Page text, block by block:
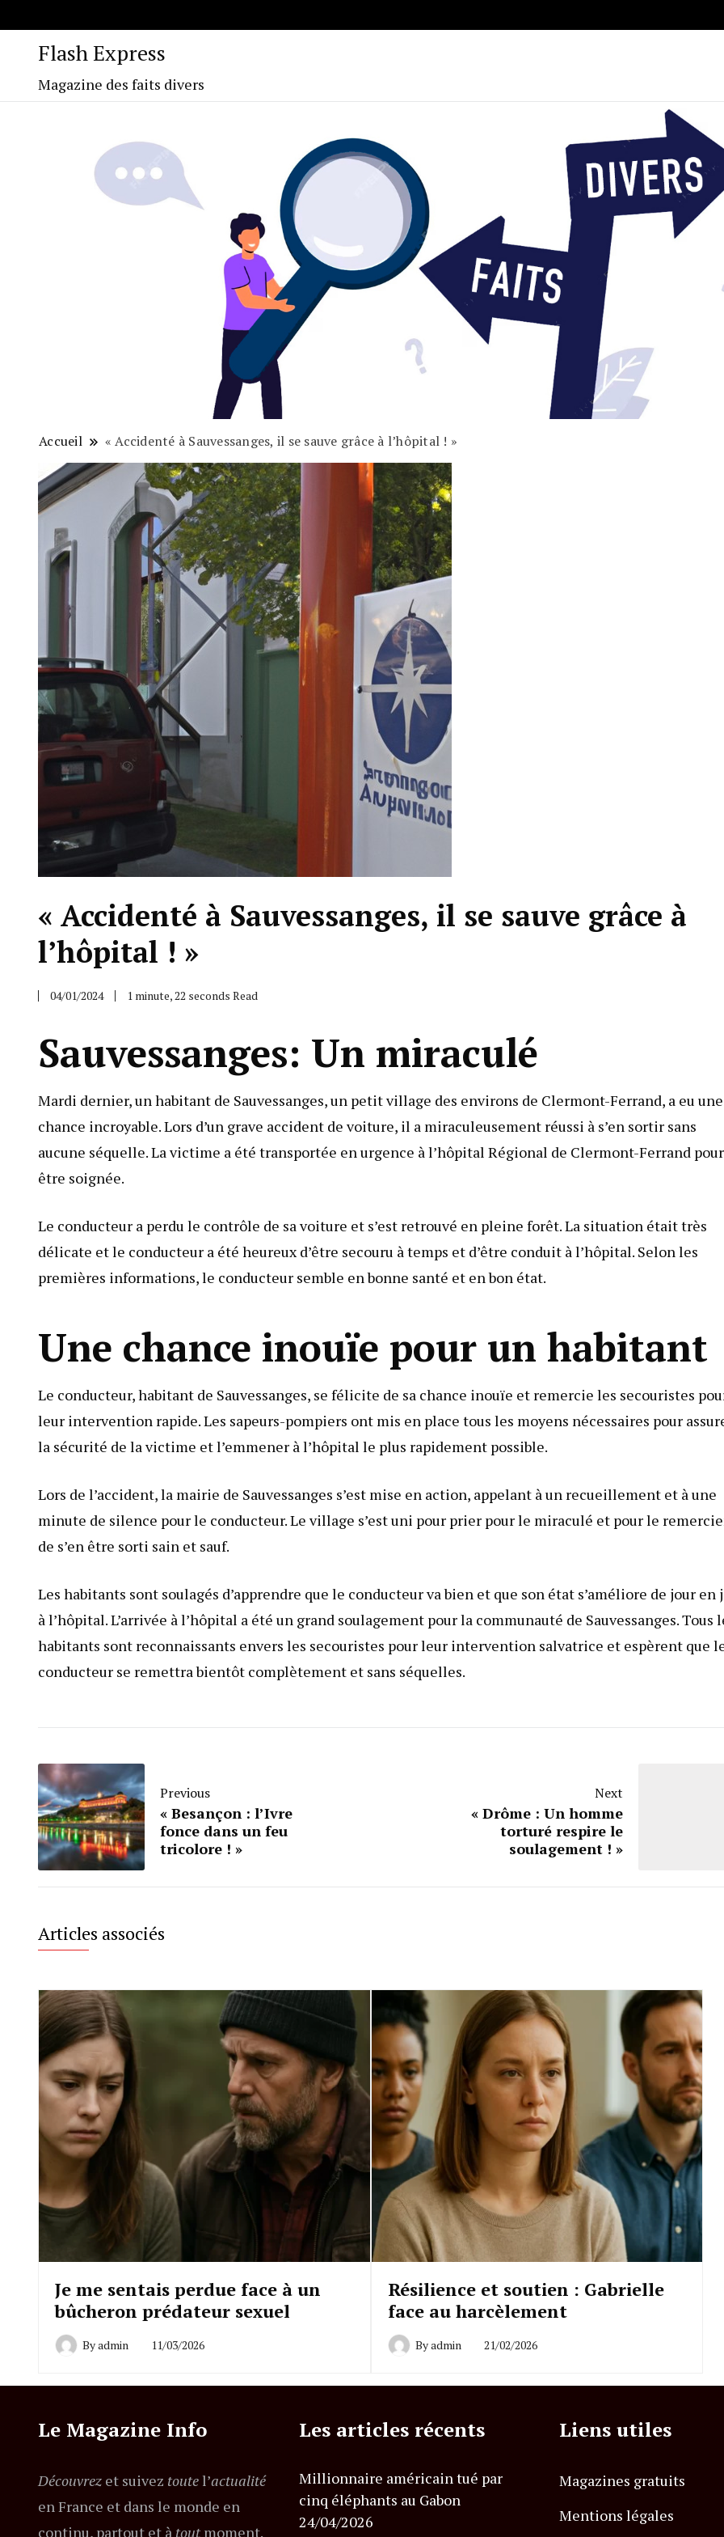
Flash Express
Magazine des faits divers
Accueil « Accidenté à Sauvessanges, il se sauve grâce à l’hôpital ! »
« Accidenté à Sauvessanges, il se sauve grâce à
l’hôpital ! »
04/01/2024 1 minute, 22 seconds Read
Sauvessanges: Un miraculé
Mardi dernier, un habitant de Sauvessanges, un petit village des environs de Clermont-Ferrand, a eu une
chance incroyable. Lors d’un grave accident de voiture, il a miraculeusement réussi à s’en sortir sans
aucune séquelle. La victime a été transportée en urgence à l’hôpital Régional de Clermont-Ferrand
être soignée.
Le conducteur a perdu le contrôle de sa voiture et s’est retrouvé en pleine forêt. La situation était très
délicate et le conducteur a été heureux d’être secouru à temps et d’être conduit à l’hôpital. Selon les
premières informations, le conducteur semble en bonne santé et en bon état.
Une chance inouïe pour un habitant
Le conducteur, habitant de Sauvessanges, se félicite de sa chance inouïe et remercie les secouristes
leur intervention rapide. Les sapeurs-pompiers ont mis en place tous les moyens nécessaires pour
la sécurité de la victime et l’emmener à l’hôpital le plus rapidement possible.
Lors de l’accident, la mairie de Sauvessanges s’est mise en action, appelant à un recueillement et à une
minute de silence pour le conducteur. Le village s’est uni pour prier pour le miraculé et pour le
de s’en être sorti sain et sauf.
Les habitants sont soulagés d’apprendre que le conducteur va bien et que son état s’améliore de jour en
à l’hôpital. L’arrivée à l’hôpital a été un grand soulagement pour la communauté de Sauvessanges. Tous
habitants sont reconnaissants envers les secouristes pour leur intervention salvatrice et espèrent que
conducteur se remettra bientôt complètement et sans séquelles.
Previous
« Besançon : l’Ivre
fonce dans un feu
tricolore ! »
Next
« Drôme : Un homme
torturé respire le
soulagement ! »
Articles associés
Je me sentais perdue face à un
bûcheron prédateur sexuel
Byadmin 11/03/2026
Résilience et soutien : Gabrielle
face au harcèlement
Byadmin 21/02/2026
Le Magazine Info
Découvrez et suivez toutel’actualité
en France et dans le monde en
continu, partout et à toutmoment.
Les articles récents
Millionnaire américain tué par
cinq éléphants au Gabon
24/04/2026
Liens utiles
Magazines gratuits
Mentions légales